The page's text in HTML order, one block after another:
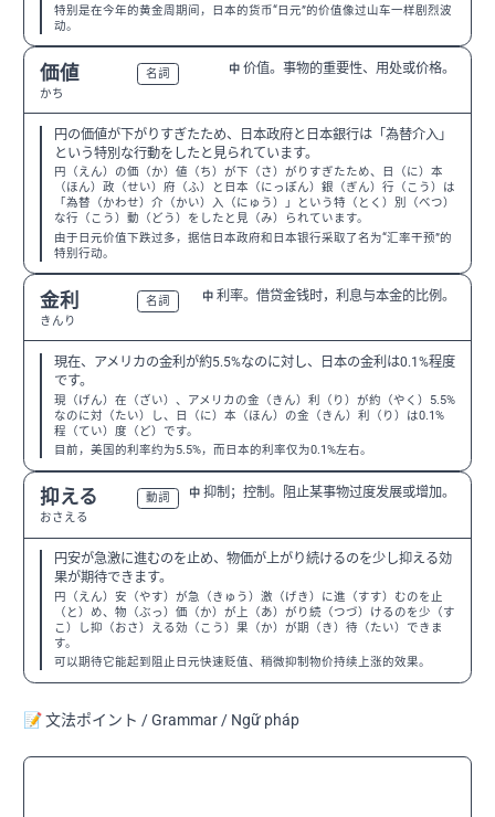
特别是在今年的黄金周期间，日本的货币“日元”的价值像过山车一样剧烈波
动。
価値
かち
名詞 中 价值。事物的重要性、用处或价格。
円の価値が下がりすぎたため、日本政府と日本銀行は「為替介入」
という特別な行動をしたと見られています。
円（えん）の価（か）値（ち）が下（さ）がりすぎたため、日（に）本
（ほん）政（せい）府（ふ）と日本（にっぽん）銀（ぎん）行（こう）は
「為替（かわせ）介（かい）入（にゅう）」という特（とく）別（べつ）
な行（こう）動（どう）をしたと見（み）られています。
由于日元价值下跌过多，据信日本政府和日本银行采取了名为“汇率干预”的
特别行动。
金利
きんり
名詞 中 利率。借贷金钱时，利息与本金的比例。
現在、アメリカの金利が約5.5%なのに対し、日本の金利は0.1%程度
です。
現（げん）在（ざい）、アメリカの金（きん）利（り）が約（やく）5.5%
なのに対（たい）し、日（に）本（ほん）の金（きん）利（り）は0.1%
程（てい）度（ど）です。
目前，美国的利率约为5.5%，而日本的利率仅为0.1%左右。
抑える
おさえる
動詞 中 抑制；控制。阻止某事物过度发展或增加。
円安が急激に進むのを止め、物価が上がり続けるのを少し抑える効
果が期待できます。
円（えん）安（やす）が急（きゅう）激（げき）に進（すす）むのを止
（と）め、物（ぶっ）価（か）が上（あ）がり続（つづ）けるのを少（す
こ）し抑（おさ）える効（こう）果（か）が期（き）待（たい）できま
す。
可以期待它能起到阻止日元快速贬值、稍微抑制物价持续上涨的效果。
📝 文法ポイント / Grammar / Ngữ pháp